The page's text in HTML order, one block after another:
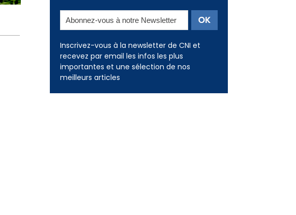
Newsletter
Inscrivez-vous à la newsletter de CNI et
recevez par email les infos les plus